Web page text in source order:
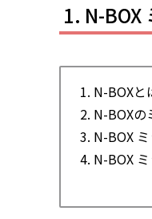
N-
1. N-BOXと
2. N-BOX
3. N-BOX
4. N-BOX